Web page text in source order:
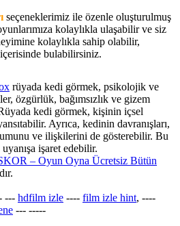
seçeneklerimiz ile özenle oluşturulmuş
kolaylıkla ulaşabilir ve siz
kolaylıkla sahip olabilir,
bulabilirsiniz.
rüyada kedi görmek​, psikolojik ve
özgürlük, bağımsızlık ve gizem
kedi görmek, kişinin içsel
Ayrıca, kedinin davranışları,
ve ilişkilerini de gösterebilir. Bu
işaret edebilir.
– Oyun Oyna Ücretsiz Bütün
--- hdfilm izle ---- film izle hint, ----
--- -----